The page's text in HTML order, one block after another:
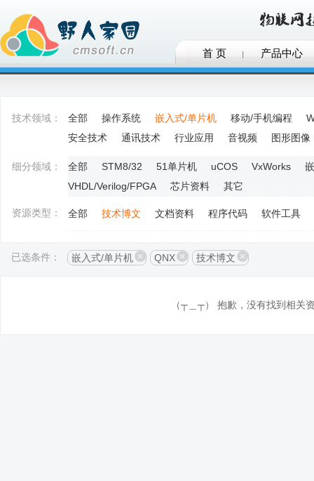
首 页 产品中心
技术领域： 全部 操作系统 嵌入式/单片机 移动/手机编程
安全技术
通讯技术 行业应用 音视频 图形图像
细分领域： 全部 STM8/32 51单片机 uCOS VxWorks
VHDL/Verilog/FPGA
芯片资料 其它
资源类型： 全部 技术博文 文档资料 程序代码 软件工具
已选条件： 嵌入式/单片机 QNX 技术博文
（┬＿┬） 抱歉，没有找到相关